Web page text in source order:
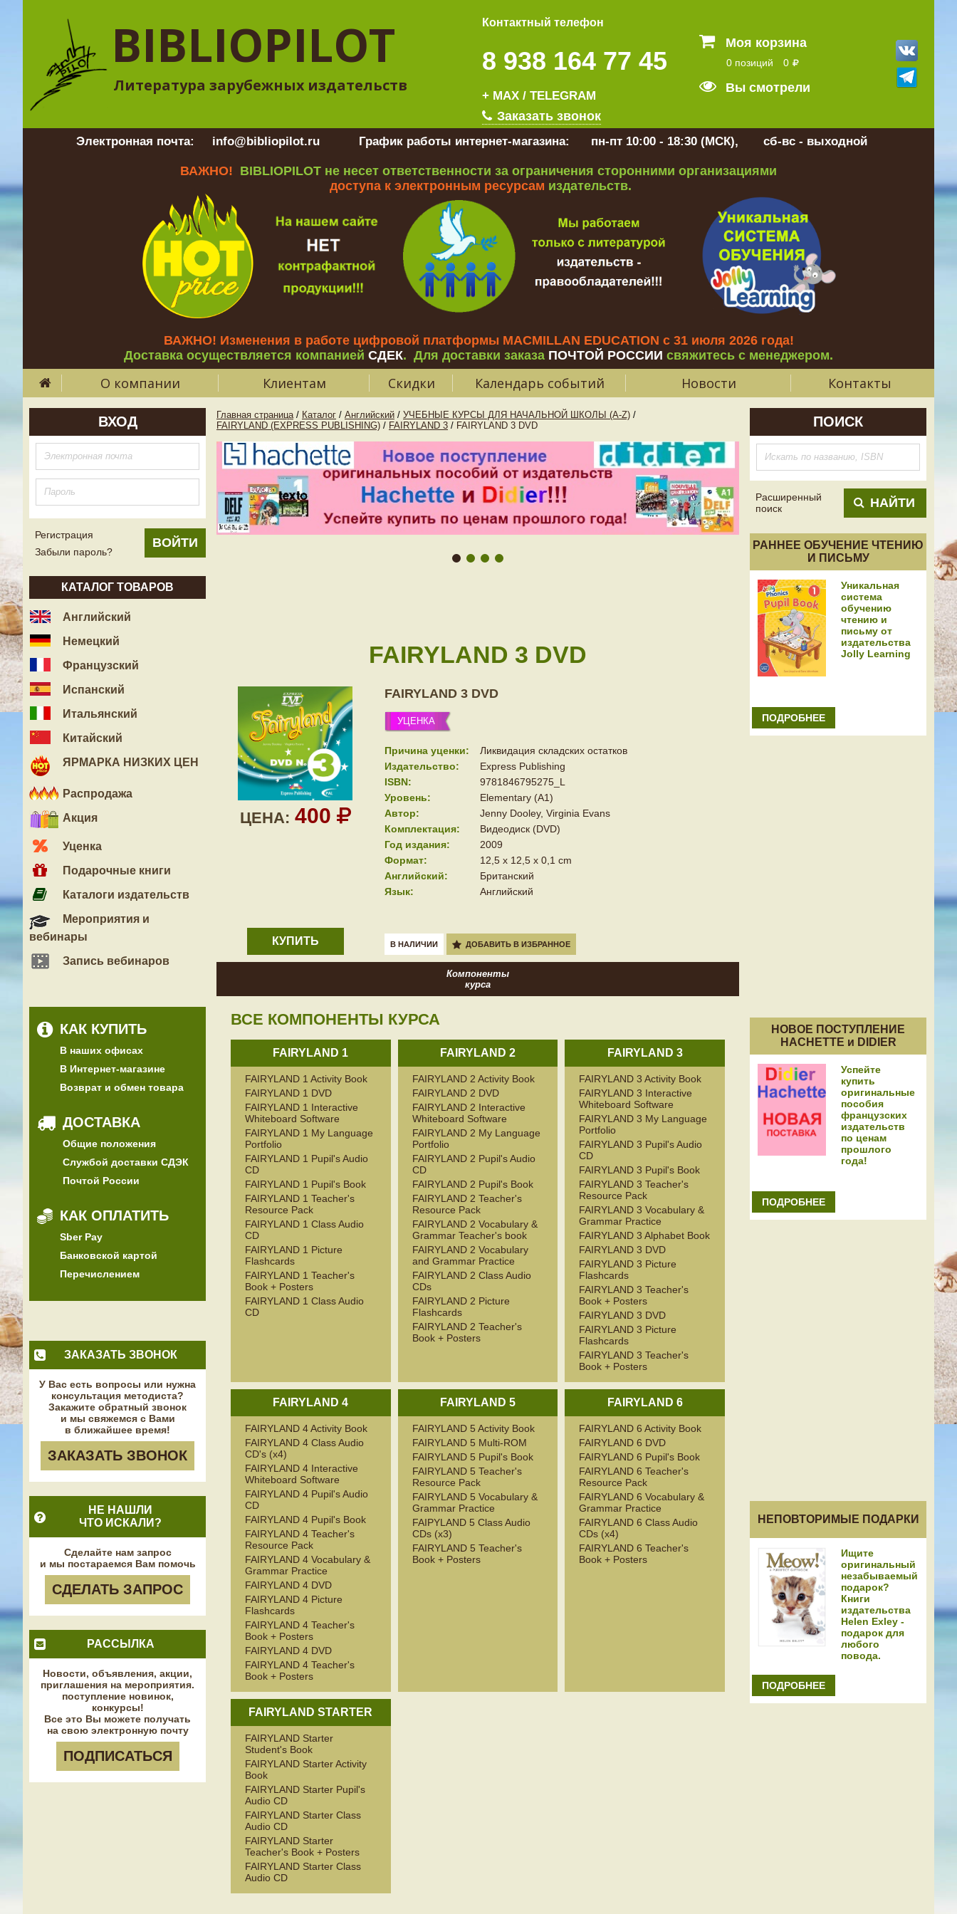
BIBLIOPILOT
Литература зарубежных издательств
Контактный телефон
8 938 164 77 45
+ MAX / TELEGRAM
Заказать звонок
Моя корзина
0 позиций 0
Вы смотрели
Электронная почта: info@bibliopilot.ru График работы интернет-магазина: пн-пт 10:00 - 18:30 (МСК), сб-вс - выходной
ВАЖНО! BIBLIOPILOT не несет ответственности за ограничения сторонними организациями
доступа к электронным ресурсам издательств.
ВАЖНО! Изменения в работе цифровой платформы MACMILLAN EDUCATION с 31 июля 2026 года!
Доставка осуществляется компанией СДЕК. Для доставки заказа ПОЧТОЙ РОССИИ свяжитесь с менеджером.
О компании Клиентам Скидки Календарь событий Новости Контакты
ВХОД
Регистрация
Забыли пароль?
КАТАЛОГ ТОВАРОВ
Английский
Немецкий
Французский
Испанский
Итальянский
Китайский
ЯРМАРКА НИЗКИХ ЦЕН
Распродажа
Акция
Уценка
Подарочные книги
Каталоги издательств
Мероприятия и
вебинары
Запись вебинаров
КАК КУПИТЬ
В наших офисах
В Интернет-магазине
Возврат и обмен товара
ДОСТАВКА
Общие положения
Службой доставки СДЭК
Почтой России
КАК ОПЛАТИТЬ
Sber Pay
Банковской картой
Перечислением
ЗАКАЗАТЬ ЗВОНОК
У Вас есть вопросы или нужна
консультация методиста?
Закажите обратный звонок
и мы свяжемся с Вами
в ближайшее время!
ЗАКАЗАТЬ ЗВОНОК
НЕ НАШЛИ
ЧТО ИСКАЛИ?
Сделайте нам запрос
и мы постараемся Вам помочь
СДЕЛАТЬ ЗАПРОС
РАССЫЛКА
Новости, объявления, акции,
приглашения на мероприятия.
поступление новинок,
конкурсы!
Все это Вы можете получать
на свою электронную почту
ПОДПИСАТЬСЯ
Главная страница / Каталог / Английский / УЧЕБНЫЕ КУРСЫ ДЛЯ НАЧАЛЬНОЙ ШКОЛЫ (A-Z) /
FAIRYLAND (EXPRESS PUBLISHING) / FAIRYLAND 3 / FAIRYLAND 3 DVD
FAIRYLAND 3 DVD
ЦЕНА: 400
FAIRYLAND 3 DVD
УЦЕНКА
Причина уценки:
Ликвидация складских остатков
Издательство:
Express Publishing
ISBN:
9781846795275_L
Уровень:
Elementary (A1)
Автор:
Jenny Dooley, Virginia Evans
Комплектация:
Видеодиск (DVD)
Год издания:
2009
Формат:
12,5 х 12,5 х 0,1 cm
Английский:
Британский
Язык:
Английский
КУПИТЬ В НАЛИЧИИ ДОБАВИТЬ В ИЗБРАННОЕ
Компоненты
курса
ВСЕ КОМПОНЕНТЫ КУРСА
FAIRYLAND 1
FAIRYLAND 1 Activity Book
FAIRYLAND 1 DVD
FAIRYLAND 1 Interactive
Whiteboard Software
FAIRYLAND 1 My Language
Portfolio
FAIRYLAND 1 Pupil's Audio
CD
FAIRYLAND 1 Pupil's Book
FAIRYLAND 1 Teacher's
Resource Pack
FAIRYLAND 1 Class Audio
CD
FAIRYLAND 1 Picture
Flashcards
FAIRYLAND 1 Teacher's
Book + Posters
FAIRYLAND 1 Class Audio
CD
FAIRYLAND 2
FAIRYLAND 2 Activity Book
FAIRYLAND 2 DVD
FAIRYLAND 2 Interactive
Whiteboard Software
FAIRYLAND 2 My Language
Portfolio
FAIRYLAND 2 Pupil's Audio
CD
FAIRYLAND 2 Pupil's Book
FAIRYLAND 2 Teacher's
Resource Pack
FAIRYLAND 2 Vocabulary &
Grammar Teacher's book
FAIRYLAND 2 Vocabulary
and Grammar Practice
FAIRYLAND 2 Class Audio
CDs
FAIRYLAND 2 Picture
Flashcards
FAIRYLAND 2 Teacher's
Book + Posters
FAIRYLAND 3
FAIRYLAND 3 Activity Book
FAIRYLAND 3 Interactive
Whiteboard Software
FAIRYLAND 3 My Language
Portfolio
FAIRYLAND 3 Pupil's Audio
CD
FAIRYLAND 3 Pupil's Book
FAIRYLAND 3 Teacher's
Resource Pack
FAIRYLAND 3 Vocabulary &
Grammar Practice
FAIRYLAND 3 Alphabet Book
FAIRYLAND 3 DVD
FAIRYLAND 3 Picture
Flashcards
FAIRYLAND 3 Teacher's
Book + Posters
FAIRYLAND 3 DVD
FAIRYLAND 3 Picture
Flashcards
FAIRYLAND 3 Teacher's
Book + Posters
FAIRYLAND 4
FAIRYLAND 4 Activity Book
FAIRYLAND 4 Class Audio
CD's (x4)
FAIRYLAND 4 Interactive
Whiteboard Software
FAIRYLAND 4 Pupil's Audio
CD
FAIRYLAND 4 Pupil's Book
FAIRYLAND 4 Teacher's
Resource Pack
FAIRYLAND 4 Vocabulary &
Grammar Practice
FAIRYLAND 4 DVD
FAIRYLAND 4 Picture
Flashcards
FAIRYLAND 4 Teacher's
Book + Posters
FAIRYLAND 4 DVD
FAIRYLAND 4 Teacher's
Book + Posters
FAIRYLAND 5
FAIRYLAND 5 Activity Book
FAIRYLAND 5 Multi-ROM
FAIRYLAND 5 Pupil's Book
FAIRYLAND 5 Teacher's
Resource Pack
FAIRYLAND 5 Vocabulary &
Grammar Practice
FAIPYLAND 5 Class Audio
CDs (x3)
FAIRYLAND 5 Teacher's
Book + Posters
FAIRYLAND 6
FAIRYLAND 6 Activity Book
FAIRYLAND 6 DVD
FAIRYLAND 6 Pupil's Book
FAIRYLAND 6 Teacher's
Resource Pack
FAIRYLAND 6 Vocabulary &
Grammar Practice
FAIRYLAND 6 Class Audio
CDs (x4)
FAIRYLAND 6 Teacher's
Book + Posters
FAIRYLAND STARTER
FAIRYLAND Starter
Student's Book
FAIRYLAND Starter Activity
Book
FAIRYLAND Starter Pupil's
Audio CD
FAIRYLAND Starter Class
Audio CD
FAIRYLAND Starter
Teacher's Book + Posters
FAIRYLAND Starter Class
Audio CD
ПОИСК
Расширенный
поиск
НАЙТИ
РАННЕЕ ОБУЧЕНИЕ ЧТЕНИЮ
И ПИСЬМУ
Уникальная
система
обучению
чтению и
письму от
издательства
Jolly Learning
ПОДРОБНЕЕ
НОВОЕ ПОСТУПЛЕНИЕ
HACHETTE и DIDIER
Успейте
купить
оригинальные
пособия
французских
издательств
по ценам
прошлого
года!
ПОДРОБНЕЕ
НЕПОВТОРИМЫЕ ПОДАРКИ
Ищите
оригинальный
незабываемый
подарок?
Книги
издательства
Helen Exley -
подарок для
любого
повода.
ПОДРОБНЕЕ